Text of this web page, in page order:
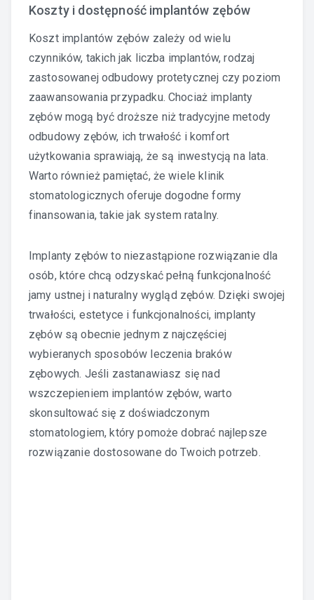
Koszty i dostępność implantów zębów
Koszt implantów zębów zależy od wielu
czynników, takich jak liczba implantów, rodzaj
zastosowanej odbudowy protetycznej czy poziom
zaawansowania przypadku. Chociaż implanty
zębów mogą być droższe niż tradycyjne metody
odbudowy zębów, ich trwałość i komfort
użytkowania sprawiają, że są inwestycją na lata.
Warto również pamiętać, że wiele klinik
stomatologicznych oferuje dogodne formy
finansowania, takie jak system ratalny.
Implanty zębów to niezastąpione rozwiązanie dla
osób, które chcą odzyskać pełną funkcjonalność
jamy ustnej i naturalny wygląd zębów. Dzięki swojej
trwałości, estetyce i funkcjonalności, implanty
zębów są obecnie jednym z najczęściej
wybieranych sposobów leczenia braków
zębowych. Jeśli zastanawiasz się nad
wszczepieniem implantów zębów, warto
skonsultować się z doświadczonym
stomatologiem, który pomoże dobrać najlepsze
rozwiązanie dostosowane do Twoich potrzeb.